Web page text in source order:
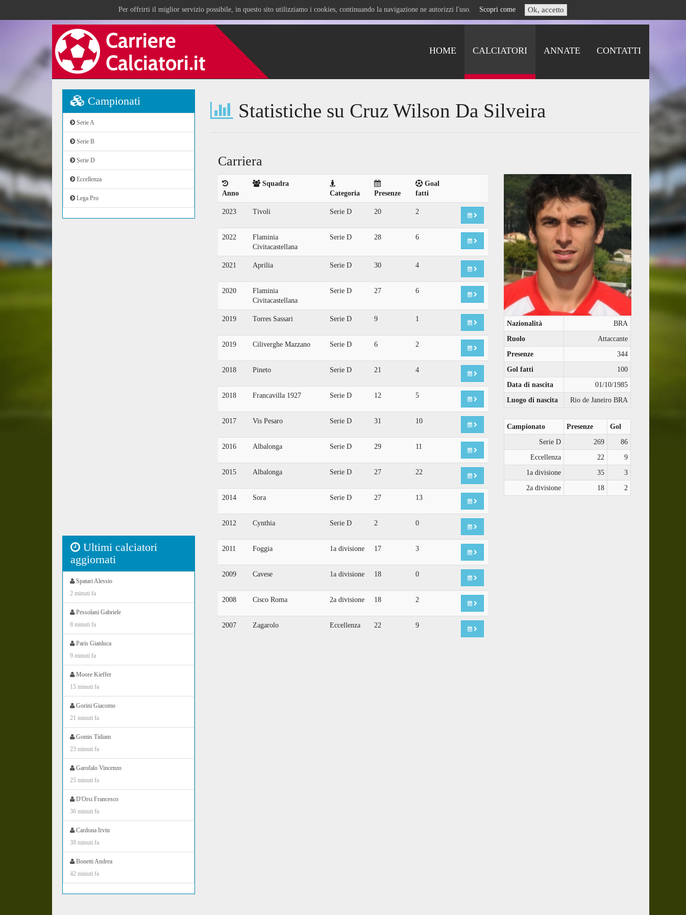
Per offrirti il miglior servizio possibile, in questo sito utilizziamo i cookies, continuando la navigazione ne autorizzi l'uso. Scopri come Ok, accetto
HOME CALCIATORI ANNATE CONTATTI
Campionati
Serie A
Serie B
Serie D
Eccellenza
Lega Pro
Ultimi calciatori
aggiornati
Spatari Alessio
2 minuti fa
Pessolani Gabriele
8 minuti fa
Paris Gianluca
9 minuti fa
Moore Kieffer
15 minuti fa
Gorini Giacomo
21 minuti fa
Gomis Tidiam
23 minuti fa
Garofalo Vincenzo
25 minuti fa
D'Orsi Francesco
36 minuti fa
Cardona Irvin
38 minuti fa
Bonetti Andrea
42 minuti fa
Statistiche su Cruz Wilson Da Silveira
Carriera
Anno
Squadra
Categoria
Presenze
Goal
fatti
2023 Tivoli Serie D 20 2
2022
Flaminia
Civitacastellana
Serie D 28 6
2021 Aprilia Serie D 30 4
2020
Flaminia
Civitacastellana
Serie D 27 6
2019 Torres Sassari Serie D 9 1
2019 Ciliverghe Mazzano Serie D 6 2
2018 Pineto Serie D 21 4
2018 Francavilla 1927 Serie D 12 5
2017 Vis Pesaro Serie D 31 10
2016 Albalonga Serie D 29 11
2015 Albalonga Serie D 27 22
2014 Sora Serie D 27 13
2012 Cynthia Serie D 2 0
2011 Foggia 1a divisione 17 3
2009 Cavese 1a divisione 18 0
2008 Cisco Roma 2a divisione 18 2
2007 Zagarolo Eccellenza 22 9
Nazionalità
BRA
Ruolo
Attaccante
Presenze
344
Gol fatti
100
Data di nascita
01/10/1985
Luogo di nascita
Rio de Janeiro BRA
Campionato Presenze
Gol
Serie D
269
86
Eccellenza
22
9
1a divisione
35
3
2a divisione
18 2